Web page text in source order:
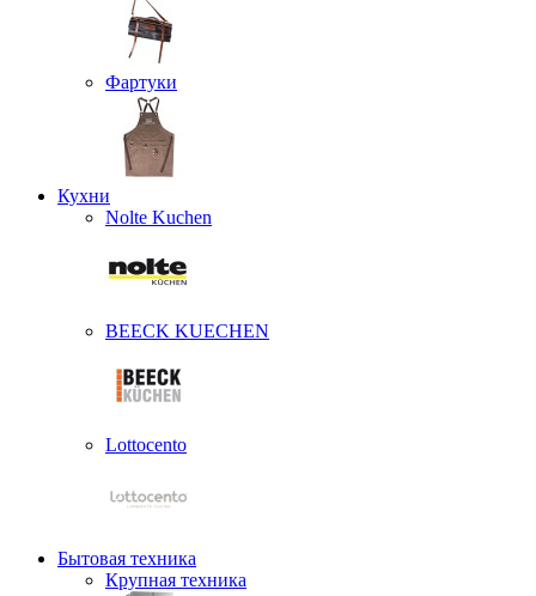
Фартуки
Кухни
Nolte Kuchen
BEECK KUECHEN
Lottocento
Бытовая техника
Крупная техника